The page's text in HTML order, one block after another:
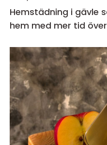
Hemstädning i gävle så skapar du ett rent
hem med mer tid över